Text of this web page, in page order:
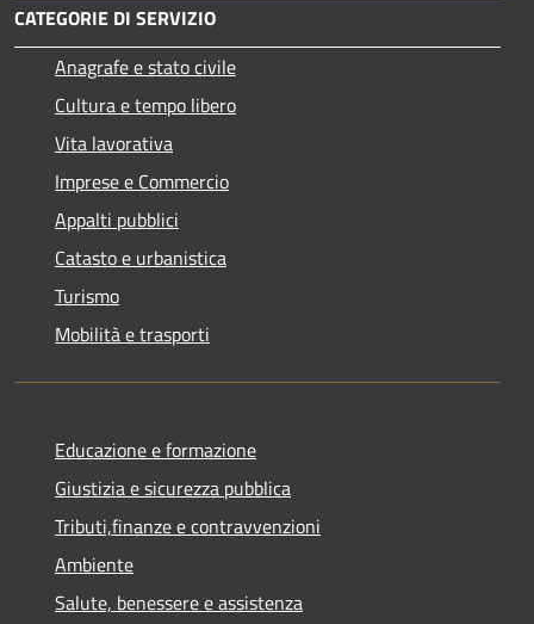
CATEGORIE DI SERVIZIO
Anagrafe e stato civile
Cultura e tempo libero
Vita lavorativa
Imprese e Commercio
Appalti pubblici
Catasto e urbanistica
Turismo
Mobilità e trasporti
Educazione e formazione
Giustizia e sicurezza pubblica
Tributi,finanze e contravvenzioni
Ambiente
Salute, benessere e assistenza